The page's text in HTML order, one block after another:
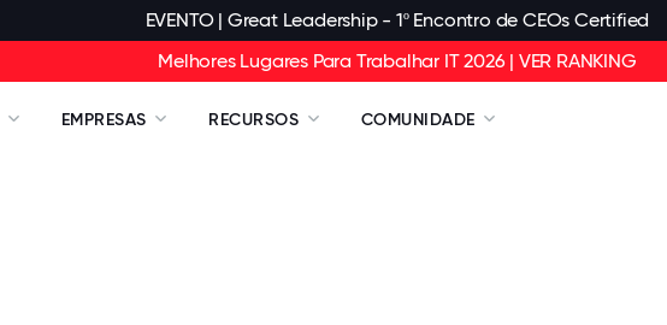
EVENTO | Great Leadership - 1º Encontro de CEOs Certified
Melhores Lugares Para Trabalhar IT 2026 | VER RANKING
EMPRESAS RECURSOS COMUNIDADE